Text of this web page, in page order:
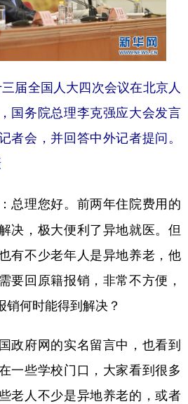
全国人大四次会议在北京人
国务院总理李克强应大会发言
者会，并回答中外记者提问。
总理您好。前两年住院费用的
决，极大便利了异地就医。但
有不少老年人是异地养老，他
要回原籍报销，非常不方便，
销何时能得到解决？
府网的实名留言中，也看到
一些学校门口，大家看到很多
老人不少是异地养老的，或者